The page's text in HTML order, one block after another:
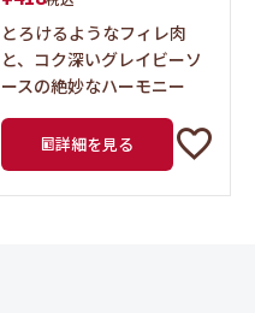
とろけるようなフィレ肉
と、コク深いグレイビーソ
ースの絶妙なハーモニー
詳細を見る